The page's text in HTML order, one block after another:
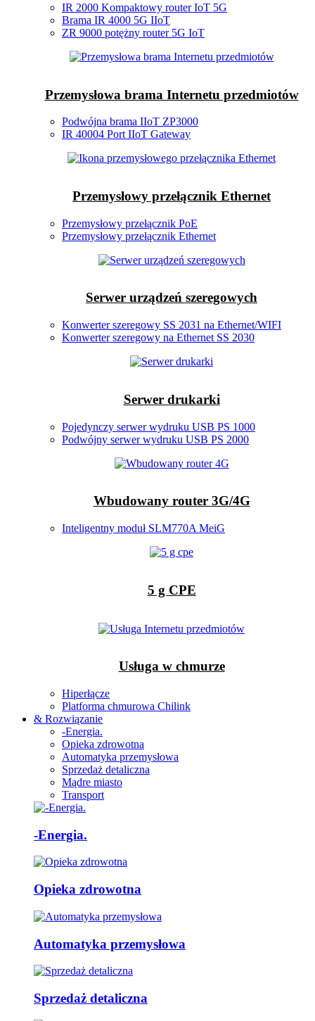
IR 2000 Kompaktowy router IoT 5G
Brama IR 4000 5G IIoT
ZR 9000 potężny router 5G IoT
Przemysłowa brama Internetu przedmiotów
Podwójna brama IIoT ZP3000
IR 40004 Port IIoT Gateway
Przemysłowy przełącznik Ethernet
Przemysłowy przełącznik PoE
Przemysłowy przełącznik Ethernet
Serwer urządzeń szeregowych
Konwerter szeregowy SS 2031 na Ethernet/WIFI
Konwerter szeregowy na Ethernet SS 2030
Serwer drukarki
Pojedynczy serwer wydruku USB PS 1000
Podwójny serwer wydruku USB PS 2000
Wbudowany router 3G/4G
Inteligentny moduł SLM770A MeiG
5 g CPE
Usługa w chmurze
Hiperłącze
Platforma chmurowa Chilink
& Rozwiązanie
-Energia.
Opieka zdrowotna
Automatyka przemysłowa
Sprzedaż detaliczna
Mądre miasto
Transport
-Energia.
Opieka zdrowotna
Automatyka przemysłowa
Sprzedaż detaliczna